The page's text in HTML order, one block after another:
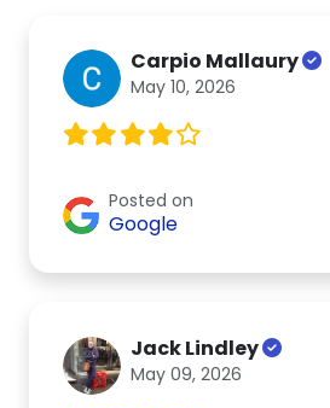
Carpio Mallaury
May 10, 2026
Posted on
Google
Jack Lindley
May 09, 2026